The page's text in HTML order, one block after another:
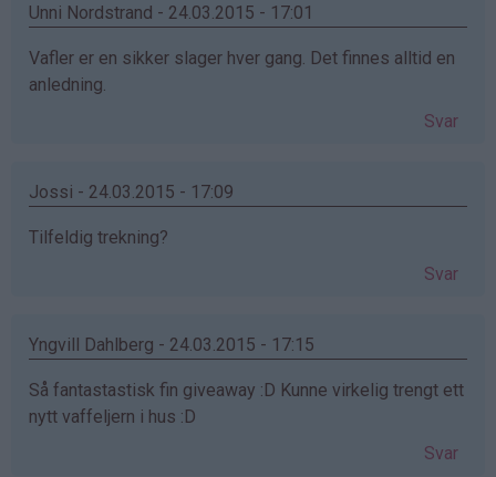
Unni Nordstrand - 24.03.2015 - 17:01
Vafler er en sikker slager hver gang. Det finnes alltid en
anledning.
Svar
Jossi - 24.03.2015 - 17:09
Tilfeldig trekning?
Svar
Yngvill Dahlberg - 24.03.2015 - 17:15
Så fantastastisk fin giveaway :D Kunne virkelig trengt ett
nytt vaffeljern i hus :D
Svar